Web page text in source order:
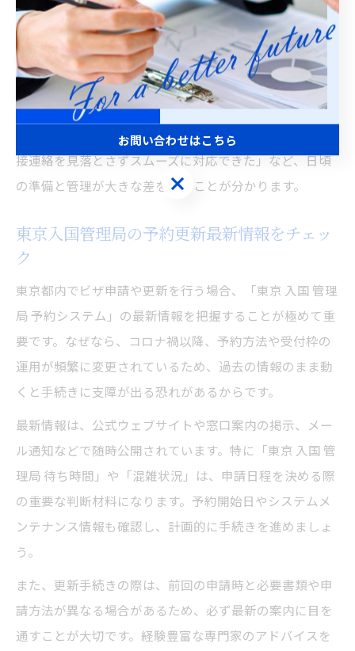
に即座に提示できるよう準備しましょう。
もし、申請後に進捗が長期間動かない場合や、通知が届
かない場合は、直接管理局に問い合わせるか、専門家
（行政書士など）に相談するのが安心です。経験者の声
として「書類の不備に早く気づいて再提出できた」「面
接連絡を見落とさずスムーズに対応できた」など、日頃
の準備と管理が大きな差を生むことが分かります。
東京入国管理局の予約更新最新情報をチェッ
ク
東京都内でビザ申請や更新を行う場合、「東京 入国 管理
局 予約システム」の最新情報を把握することが極めて重
要です。なぜなら、コロナ禍以降、予約方法や受付枠の
運用が頻繁に変更されているため、過去の情報のまま動
くと手続きに支障が出る恐れがあるからです。
最新情報は、公式ウェブサイトや窓口案内の掲示、メー
ル通知などで随時公開されています。特に「東京 入国 管
理局 待ち時間」や「混雑状況」は、申請日程を決める際
の重要な判断材料になります。予約開始日やシステムメ
ンテナンス情報も確認し、計画的に手続きを進めましょ
う。
また、更新手続きの際は、前回の申請時と必要書類や申
請方法が異なる場合があるため、必ず最新の案内に目を
通すことが大切です。経験豊富な専門家のアドバイスを
お問い合わせはこちら
お問い合わせはこちら